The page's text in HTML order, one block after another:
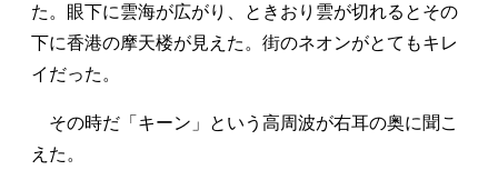
た。眼下に雲海が広がり、ときおり雲が切れるとその
下に香港の摩天楼が見えた。街のネオンがとてもキレ
イだった。
その時だ「キーン」という高周波が右耳の奥に聞こ
えた。